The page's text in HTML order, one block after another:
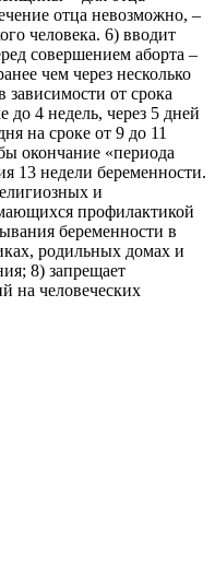
отца невозможно, –
человека. 6) вводит
совершением аборта –
чем через несколько
от срока
до 4 недель, через 5 дней
на сроке от 9 до 11
окончание «периода
13 недели беременности.
и
профилактикой
беременности в
родильных домах и
8) запрещает
на человеческих